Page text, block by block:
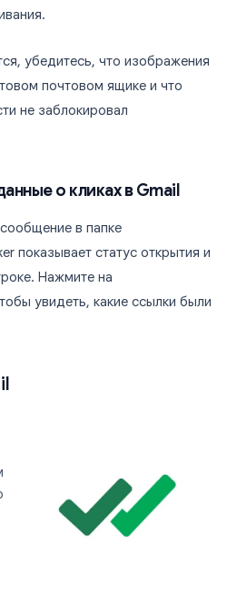
убедитесь, что изображения
почтовом ящике и что
не заблокировал
о кликах в Gmail
в папке
показывает статус открытия и
Нажмите на
увидеть, какие ссылки были